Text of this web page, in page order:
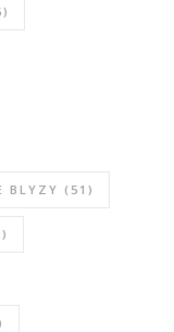
BLYZY (51)